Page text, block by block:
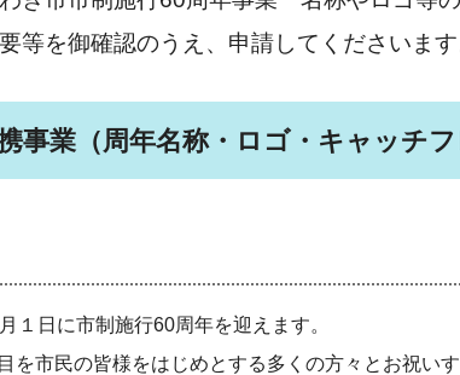
審議会など
水道局
等を御確認のうえ、申請してくださいます
事業 （周年名称・ロゴ・キャッチ
日に市制施行60周年を迎えます。
市民の皆様をはじめとする多くの方々とお祝い